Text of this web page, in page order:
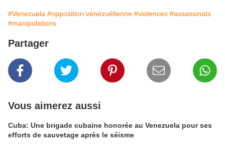
#Venezuela #opposition vénézuélienne #violences #assassinats
#manipulations
Partager
Vous aimerez aussi
Cuba: Une brigade cubaine honorée au Venezuela pour ses
efforts de sauvetage après le séisme